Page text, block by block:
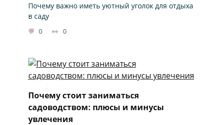
Почему важно иметь уютный уголок для отдыха
в саду
0 0
Почему стоит заниматься
садоводством: плюсы и минусы
увлечения